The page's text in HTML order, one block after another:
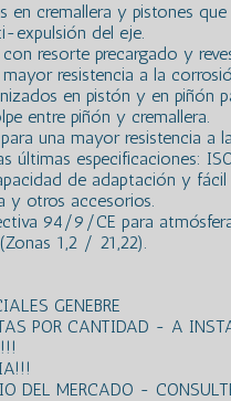
en cremallera y pistones
expulsión del eje.
resorte precargado y
resistencia a la
en pistón y en piñón
entre piñón y cremallera.
una mayor resistencia a
últimas especificaciones:
de adaptación y
y otros accesorios.
94/9/CE para
1,2 / 21,22).
GENEBRE
POR CANTIDAD - A
DEL MERCADO -